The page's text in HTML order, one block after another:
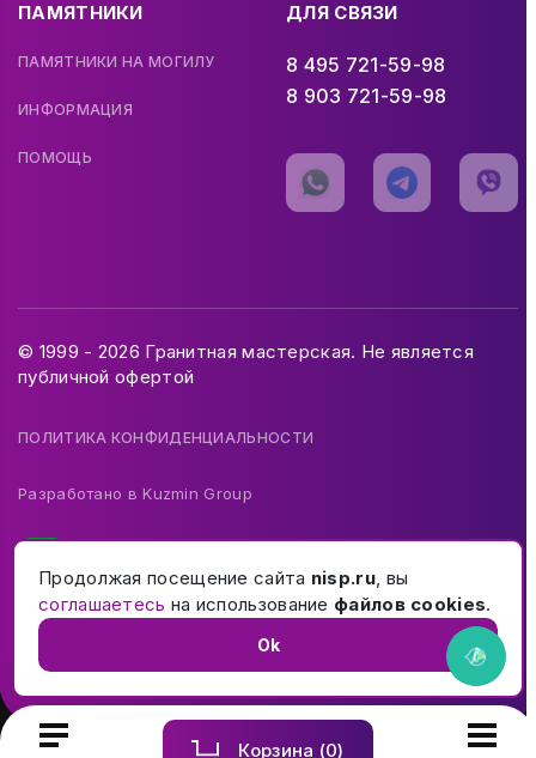
Корзина (0)
ПАМЯТНИКИ
ПАМЯТНИКИ НА МОГИЛУ
ИНФОРМАЦИЯ
ПОМОЩЬ
ДЛЯ СВЯЗИ
8 495 721-59-98
8 903 721-59-98
© 1999 - 2026 Гранитная мастерская. Не является
публичной офертой
ПОЛИТИКА КОНФИДЕНЦИАЛЬНОСТИ
Разработано вKuzmin Group
Продолжая посещение сайта nisp.ru, вы
соглашаетесь на использование файлов cookies.
Ok